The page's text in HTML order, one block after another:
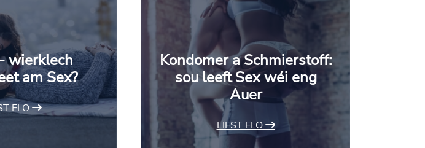
wierklech
am Sex?
ELO
Kondomer a Schmierstoff:
sou leeft Sex wéi eng
Auer
LIEST ELO